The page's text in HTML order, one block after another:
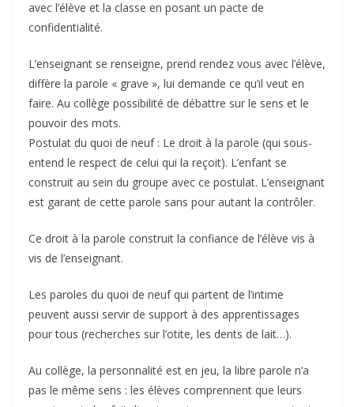
avec l’élève et la classe en posant un pacte de
confidentialité.
L’enseignant se renseigne, prend rendez vous avec l’élève,
diffère la parole « grave », lui demande ce qu’il veut en
faire. Au collège possibilité de débattre sur le sens et le
pouvoir des mots.
Postulat du quoi de neuf : Le droit à la parole (qui sous-
entend le respect de celui qui la reçoit). L’enfant se
construit au sein du groupe avec ce postulat. L’enseignant
est garant de cette parole sans pour autant la contrôler.
Ce droit à la parole construit la confiance de l’élève vis à
vis de l’enseignant.
Les paroles du quoi de neuf qui partent de l’intime
peuvent aussi servir de support à des apprentissages
pour tous (recherches sur l’otite, les dents de lait…).
Au collège, la personnalité est en jeu, la libre parole n’a
pas le même sens : les élèves comprennent que leurs